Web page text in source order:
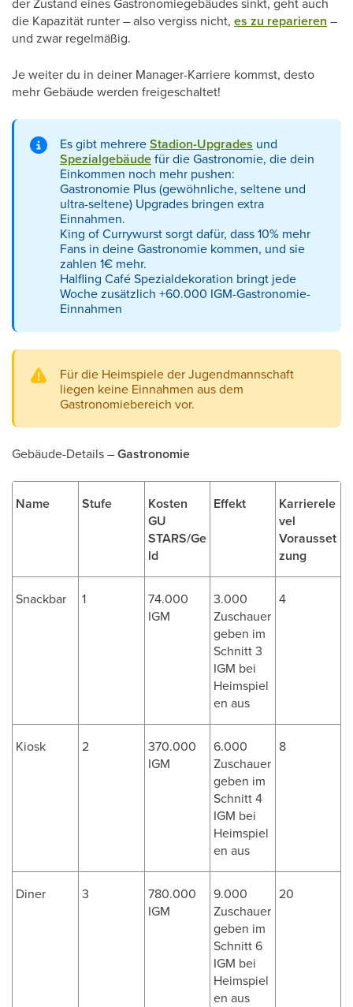
die Kapazität runter – also vergiss nicht, es zu reparieren –
und zwar regelmäßig.
Je weiter du in deiner Manager-Karriere kommst, desto
mehr Gebäude werden freigeschaltet!
Es gibt mehrereStadion-Upgrades und
Spezialgebäudefür die Gastronomie, die dein
Einkommen noch mehr pushen:
Gastronomie Plus (gewöhnliche, seltene und
ultra-seltene) Upgrades bringen extra
Einnahmen.
King of Currywurst sorgt dafür, dass 10% mehr
Fans in deine Gastronomie kommen, und sie
zahlen 1€ mehr.
Halfling Café Spezialdekoration bringt jede
Woche zusätzlich +60.000 IGM-Gastronomie-
Einnahmen
Für die Heimspiele der Jugendmannschaft
liegen keine Einnahmen aus dem
Gastronomiebereich vor.
Gebäude-Details –Gastronomie
Name Stufe
Kosten
GU
STARS/Ge
ld
Effekt
Karrierele
vel
Vorausset
zung
Snackbar 1
74.000
IGM
3.000
Zuschauer
geben im
Schnitt 3
IGM bei
Heimspiel
en aus
4
Kiosk 2
370.000
IGM
6.000
Zuschauer
geben im
Schnitt 4
IGM bei
Heimspiel
en aus
8
Diner 3
780.000
IGM
9.000
Zuschauer
geben im
Schnitt 6
IGM bei
Heimspiel
en aus
20